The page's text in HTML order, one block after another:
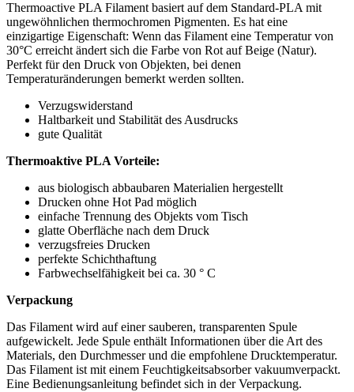
Thermoactive PLA Filament basiert auf dem Standard-PLA mit
ungewöhnlichen thermochromen Pigmenten. Es hat eine
einzigartige Eigenschaft: Wenn das Filament eine Temperatur von
30°C erreicht ändert sich die Farbe von Rot auf Beige (Natur).
Perfekt für den Druck von Objekten, bei denen
Temperaturänderungen bemerkt werden sollten.
Verzugswiderstand
Haltbarkeit und Stabilität des Ausdrucks
gute Qualität
Thermoaktive PLA Vorteile:
aus biologisch abbaubaren Materialien hergestellt
Drucken ohne Hot Pad möglich
einfache Trennung des Objekts vom Tisch
glatte Oberfläche nach dem Druck
verzugsfreies Drucken
perfekte Schichthaftung
Farbwechselfähigkeit bei ca. 30 ° C
Verpackung
Das Filament wird auf einer sauberen, transparenten Spule
aufgewickelt. Jede Spule enthält Informationen über die Art des
Materials, den Durchmesser und die empfohlene Drucktemperatur.
Das Filament ist mit einem Feuchtigkeitsabsorber vakuumverpackt.
Eine Bedienungsanleitung befindet sich in der Verpackung.